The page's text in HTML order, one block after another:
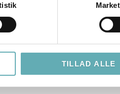
TILLAD ALLE
med forretningen
til IT-arkitektur